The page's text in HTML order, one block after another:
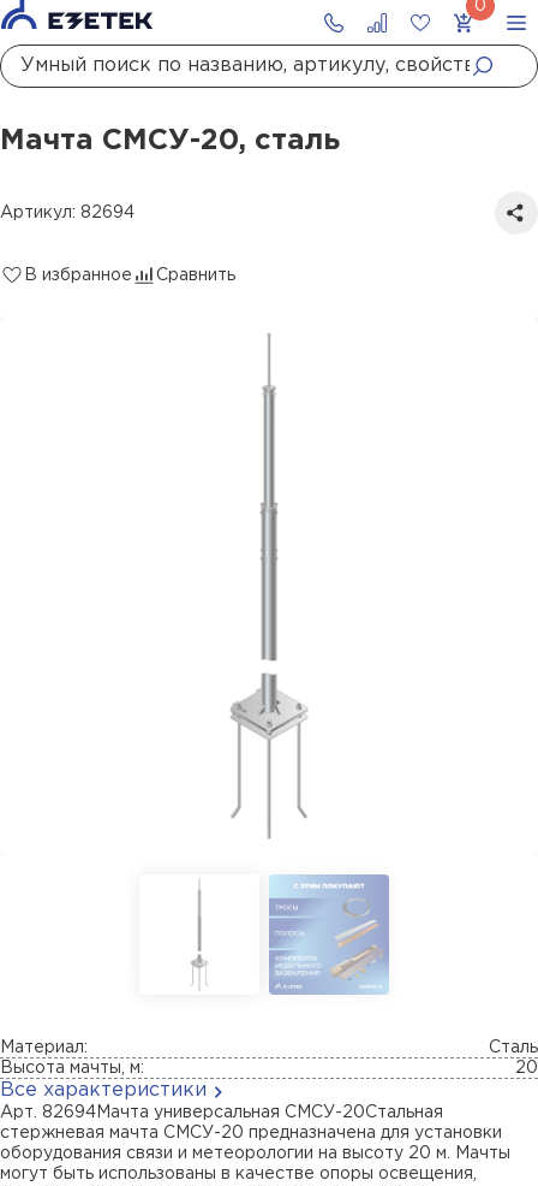
Стержневые молниеотводы и мачты молниеприемные
Мачта СМСУ-20, сталь
Мачта СМСУ-20, сталь
Артикул: 82694
В избранное Сравнить
Материал:
Сталь
Высота мачты, м:
20
Все характеристики
Арт. 82694Мачта универсальная СМСУ-20Стальная
стержневая мачта СМСУ-20 предназначена для установки
оборудования связи и метеорологии на высоту 20 м. Мачты
могут быть использованы в качестве опоры освещения,